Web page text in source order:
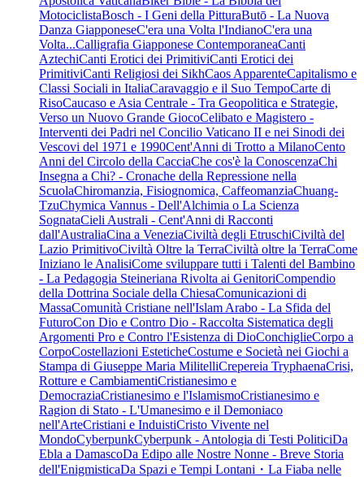
MotociclistaBosch - I Geni della PitturaButō - La Nuova
Danza GiapponeseC'era una Volta l'IndianoC'era una
Volta...Calligrafia Giapponese ContemporaneaCanti
AztechiCanti Erotici dei PrimitiviCanti Erotici dei
PrimitiviCanti Religiosi dei SikhCaos ApparenteCapitalismo e
Classi Sociali in ItaliaCaravaggio e il Suo TempoCarte di
RisoCaucaso e Asia Centrale - Tra Geopolitica e Strategie,
Verso un Nuovo Grande GiocoCelibato e Magistero -
Interventi dei Padri nel Concilio Vaticano II e nei Sinodi dei
Vescovi del 1971 e 1990Cent'Anni di Trotto a MilanoCento
Anni del Circolo della CacciaChe cos'è la ConoscenzaChi
Insegna a Chi? - Cronache della Repressione nella
ScuolaChiromanzia, Fisiognomica, CaffeomanziaChuang-
TzuChymica Vannus - Dell'Alchimia o La Scienza
SognataCieli Australi - Cent'Anni di Racconti
dall'AustraliaCina a VeneziaCiviltà degli EtruschiCiviltà del
Lazio PrimitivoCiviltà Oltre la TerraCiviltà oltre la TerraCome
Iniziano le AnalisiCome sviluppare tutti i Talenti del Bambino
- La Pedagogia Steineriana Rivolta ai GenitoriCompendio
della Dottrina Sociale della ChiesaComunicazioni di
MassaComunità Cristiane nell'Islam Arabo - La Sfida del
FuturoCon Dio e Contro Dio - Raccolta Sistematica degli
Argomenti Pro e Contro l'Esistenza di DioConchiglieCorpo a
CorpoCostellazioni EsteticheCostume e Società nei Giochi a
Stampa di Giuseppe Maria MilitelliCrepereia TryphaenaCrisi,
Rotture e CambiamentiCristianesimo e
DemocraziaCristianesimo e l'IslamismoCristianesimo e
Ragion di Stato - L'Umanesimo e il Demoniaco
nell'ArteCristiani e InduistiCristo Vivente nel
MondoCyberpunkCyberpunk - Antologia di Testi PoliticiDa
Ebla a DamascoDa Edipo alle Nostre Nonne - Breve Storia
dell'EnigmisticaDa Spazi e Tempi Lontani・La Fiaba nelle